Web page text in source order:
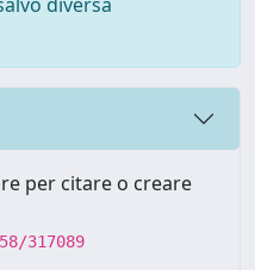
per citare o creare
317089